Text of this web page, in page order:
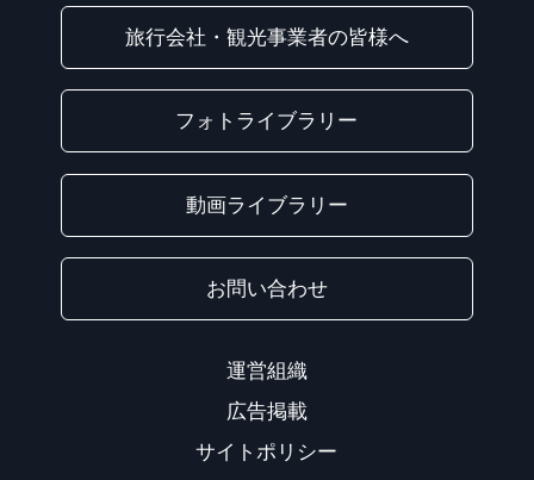
旅行会社・観光事業者の皆様へ
フォトライブラリー
動画ライブラリー
お問い合わせ
運営組織
広告掲載
サイトポリシー